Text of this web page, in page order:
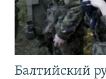
Балтийский